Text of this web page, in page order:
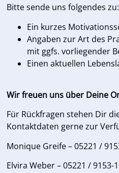
Bitte sende uns folgendes zu:
Ein kurzes
Angaben zur Art des
mit ggfs. vorliegender
Einen aktuellen
Wir freuen uns über Deine
Für Rückfragen stehen Dir
Kontaktdaten gerne zur
Monique Greife – 05221 /
Elvira Weber – 05221 / 9153-